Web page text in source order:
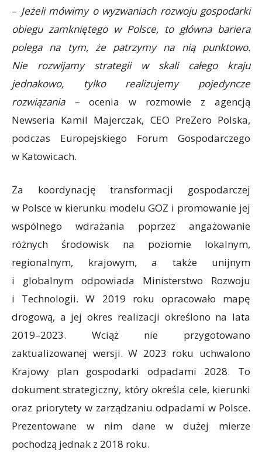
– Jeżeli mówimy o wyzwaniach rozwoju gospodarki
obiegu zamkniętego w Polsce, to główna bariera
polega na tym, że patrzymy na nią punktowo.
Nie rozwijamy strategii w skali całego kraju
jednakowo, tylko realizujemy pojedyncze
rozwiązania – ocenia w rozmowie z agencją
Newseria Kamil Majerczak, CEO PreZero Polska,
podczas Europejskiego Forum Gospodarczego
w Katowicach.
Za koordynację transformacji gospodarczej
w Polsce w kierunku modelu GOZ i promowanie jej
wspólnego wdrażania poprzez angażowanie
różnych środowisk na poziomie lokalnym,
regionalnym, krajowym, a także unijnym
i globalnym odpowiada Ministerstwo Rozwoju
i Technologii. W 2019 roku opracowało mapę
drogową, a jej okres realizacji określono na lata
2019–2023. Wciąż nie przygotowano
zaktualizowanej wersji. W 2023 roku uchwalono
Krajowy plan gospodarki odpadami 2028. To
dokument strategiczny, który określa cele, kierunki
oraz priorytety w zarządzaniu odpadami w Polsce.
Prezentowane w nim dane w dużej mierze
pochodzą jednak z 2018 roku.